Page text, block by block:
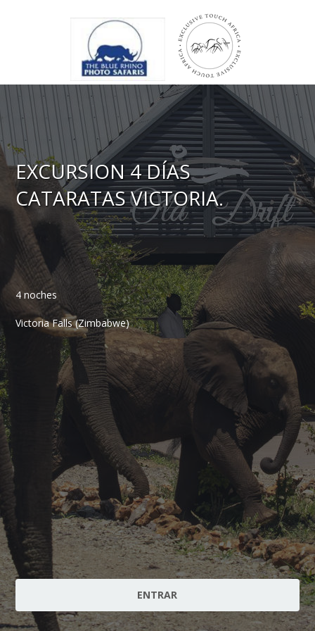
EXCURSION 4 DÍAS
CATARATAS VICTORIA.
4 noches
Victoria Falls (Zimbabwe)
ENTRAR